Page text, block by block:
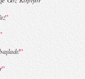
Bekrek 2015 Yaz Koleksiyonu
”
”
”